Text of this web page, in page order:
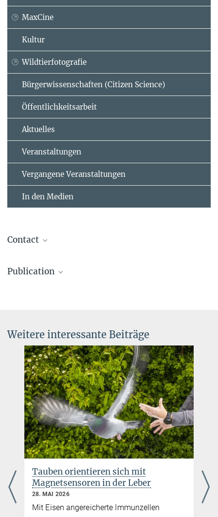
MaxCine
Kultur
Wildtierfotografie
Bürgerwissenschaften (Citizen Science)
Öffentlichkeitsarbeit
Aktuelles
Veranstaltungen
Vergangene Veranstaltungen
In den Medien
Contact
Referentin für Kommunikation und Medien
Publication
Weitere interessante Beiträge
Tauben orientieren sich mit
Magnetsensoren in der Leber
28. MAI 2026
Mit Eisen angereicherte Immunzellen